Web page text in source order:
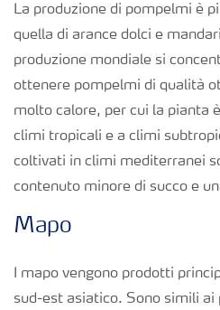
La produzione di pompelmi è
quella di arance dolci e
produzione mondiale si
ottenere pompelmi di qualità
molto calore, per cui la pianta
climi tropicali e a climi
coltivati in climi mediterranei
contenuto minore di succo e
Mapo
I mapo vengono prodotti
sud-est asiatico. Sono simili